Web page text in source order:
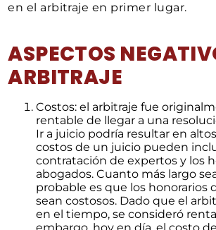
en el arbitraje en primer lugar.
ASPECTOS
ARBITRAJE
Costos: el arbitraje fue
rentable de llegar a una
Ir a juicio podría resultar en
costos de un juicio pueden
contratación de expertos y los
abogados. Cuanto más largo
probable es que los honorarios
sean costosos. Dado que el
en el tiempo, se consideró